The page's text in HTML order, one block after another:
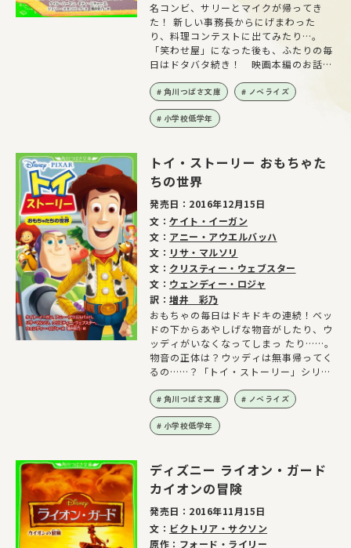
名コンビ、サリーとマイクが帰ってき
た！ 新しい事務長からにげまわった
り、料理コンテストに出てみたり…。
「笑わせ屋」になった後も、ふたりの毎
日はドタバタ続き！ 映画本編のお話も
角川つばさ文庫 ノベライズ
小学校低学年
トイ・ストーリー おもちゃた
ちの世界
発売日： 2016年12月15日
文：ケイト・イーガン
文： アニー・アウエルバッハ
文： リサ・マルソリ
文： クリスティー・ウェブスター
文： ウェンディー・ロジャ
訳：増井 彩乃
おもちゃの毎日はドキドキの連続！ベッ
ドの下からあやしげな物音がしたり、ウ
ッディがいなくなってしまっ たり……。
物音の正体は？ウッディは無事帰ってく
るの……？「トイ・ストーリー」シリー
角川つばさ文庫 ノベライズ
小学校低学年
ディズニー ライオン・ガード
カイオンの冒険
発売日： 2016年11月15日
文： ビクトリア・サクソン
原作： フォード・ライリー